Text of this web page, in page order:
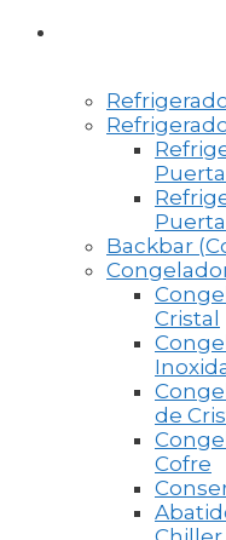
Backbar
Cristal
de
Cofre